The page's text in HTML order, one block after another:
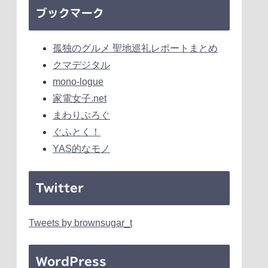
ブックマーク
孤独のグルメ 聖地巡礼レポートまとめ
クマデジタル
mono-logue
家電女子.net
まわりぶろぐ
ぐふとく！
YAS的なモノ
Twitter
Tweets by brownsugar_t
WordPress